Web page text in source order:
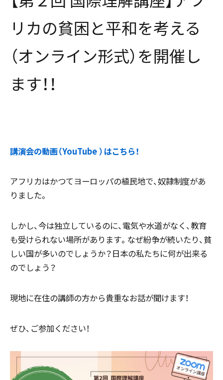
リカの貧困と平和を考える
（オンライン形式）を開催し
ます！！
講演会の動画（YouTube ）はこちら！
アフリカはかつてヨーロッパの植民地で、奴隷制度があ
りました。
しかし、今は独立しているのに、電気や水道がなく、教育
も受けられない場所があります。なぜ紛争が続いたり、貧
しい国が多いのでしょうか？日本の私たちに何が出来る
のでしょう？
現地に在住の講師の方から貴重なお話が聞けます！
ぜひ、ご参加ください！